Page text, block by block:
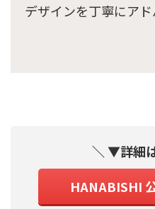
デザインを丁寧にア
＼ ▼詳細
HANABISHI